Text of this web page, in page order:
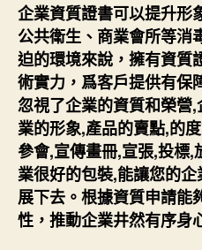
企業資質證書可以提升形
公共衛生、商業會所等消
迫的環境來說，擁有資質
術實力，爲客戶提供有保
忽視了企業的資質和榮營
業的形象,產品的賣點,的
參會,宣傳畫冊,宣張,投標
業很好的包裝,能讓您的
展下去。根據資質申請能
性，推動企業井然有序身